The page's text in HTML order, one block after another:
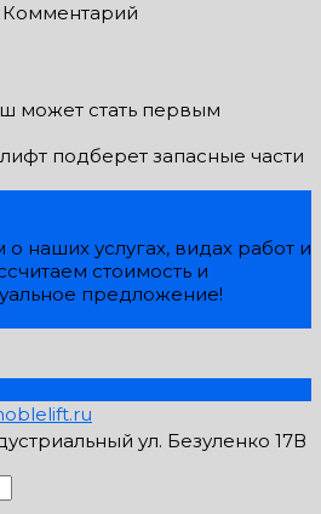
Комментарий
может стать первым
подберет запасные части
наших услугах, видах работ и
стоимость и
предложение!
ул. Безуленко 17В